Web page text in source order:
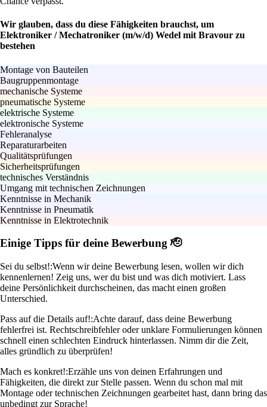
Wir glauben, dass du diese Fähigkeiten brauchst, um
Elektroniker / Mechatroniker (m/w/d) Wedel mit Bravour zu
bestehen
Montage von Bauteilen
Baugruppenmontage
mechanische Systeme
pneumatische Systeme
elektrische Systeme
elektronische Systeme
Fehleranalyse
Reparaturarbeiten
Qualitätsprüfungen
Sicherheitsprüfungen
technisches Verständnis
Umgang mit technischen Zeichnungen
Kenntnisse in Mechanik
Kenntnisse in Pneumatik
Kenntnisse in Elektrotechnik
Einige Tipps für deine Bewerbung 🫡
Sei du selbst!:Wenn wir deine Bewerbung lesen, wollen wir dich
kennenlernen! Zeig uns, wer du bist und was dich motiviert. Lass
deine Persönlichkeit durchscheinen, das macht einen großen
Unterschied.
Pass auf die Details auf!:Achte darauf, dass deine Bewerbung
fehlerfrei ist. Rechtschreibfehler oder unklare Formulierungen können
schnell einen schlechten Eindruck hinterlassen. Nimm dir die Zeit,
alles gründlich zu überprüfen!
Mach es konkret!:Erzähle uns von deinen Erfahrungen und
Fähigkeiten, die direkt zur Stelle passen. Wenn du schon mal mit
Montage oder technischen Zeichnungen gearbeitet hast, dann bring das
unbedingt zur Sprache!